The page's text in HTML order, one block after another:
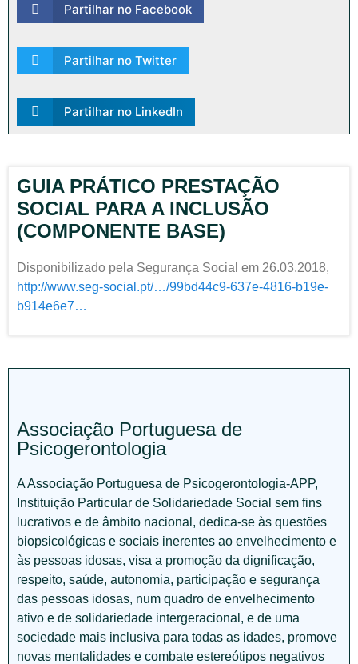
Partilhar no Facebook
Partilhar no Twitter
Partilhar no LinkedIn
GUIA PRÁTICO PRESTAÇÃO
SOCIAL PARA A INCLUSÃO
(COMPONENTE BASE)
Disponibilizado pela Segurança Social em 26.03.2018,
http://www.seg-social.pt/…/99bd44c9-637e-4816-b19e-
b914e6e7…
Associação Portuguesa de
Psicogerontologia
A Associação Portuguesa de Psicogerontologia-APP,
Instituição Particular de Solidariedade Social sem fins
lucrativos e de âmbito nacional, dedica-se às questões
biopsicológicas e sociais inerentes ao envelhecimento e
às pessoas idosas, visa a promoção da dignificação,
respeito, saúde, autonomia, participação e segurança
das pessoas idosas, num quadro de envelhecimento
ativo e de solidariedade intergeracional, e de uma
sociedade mais inclusiva para todas as idades, promove
novas mentalidades e combate estereótipos negativos